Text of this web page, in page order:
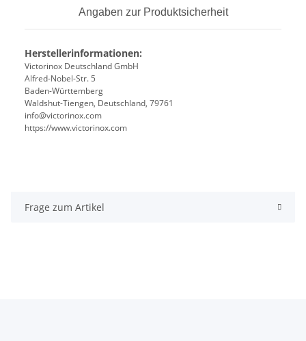
Angaben zur Produktsicherheit
Herstellerinformationen:
Victorinox Deutschland GmbH
Alfred-Nobel-Str. 5
Baden-Württemberg
Waldshut-Tiengen, Deutschland, 79761
info@victorinox.com
https://www.victorinox.com
Frage zum Artikel